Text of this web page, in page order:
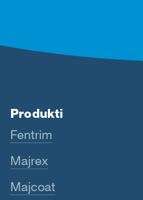
Produkti
Fentrim
Majrex
Majcoat